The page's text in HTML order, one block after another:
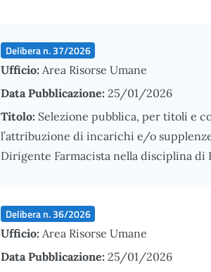
Delibera n. 37/2026
Ufficio: Area Risorse Umane
Data Pubblicazione: 25/01/2026
Titolo: Selezione pubblica, per titoli e
l’attribuzione di incarichi e/o
Dirigente Farmacista nella disciplina di
Delibera n. 36/2026
Ufficio: Area Risorse Umane
Data Pubblicazione: 25/01/2026